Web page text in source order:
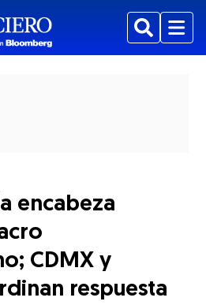
BuscarMenu
encabeza
CDMX y
respuesta